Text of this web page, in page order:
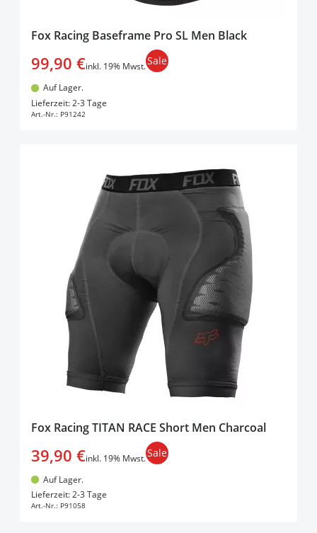
Fox Racing Baseframe Pro SL Men Black
99,90 €inkl. 19% Mwst.Sale
Auf Lager.
Lieferzeit: 2-3 Tage
Art.-Nr.: P91242
Fox Racing TITAN RACE Short Men Charcoal
39,90 €inkl. 19% Mwst.Sale
Auf Lager.
Lieferzeit: 2-3 Tage
Art.-Nr.: P91058